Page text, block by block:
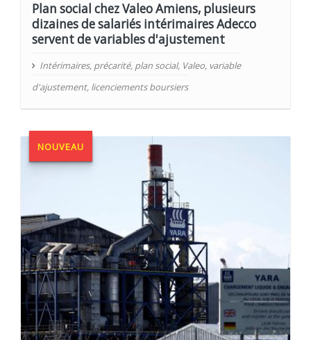
Plan social chez Valeo Amiens, plusieurs
dizaines de salariés intérimaires Adecco
servent de variables d'ajustement
Intérimaires, précarité, plan social, Valeo, variable
d'ajustement, licenciements boursiers
NOUVEAU